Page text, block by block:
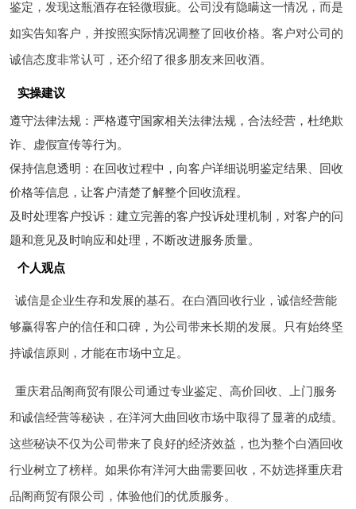
鉴定，发现这瓶酒存在轻微瑕疵。公司没有隐瞒这一情况，而是
如实告知客户，并按照实际情况调整了回收价格。客户对公司的
诚信态度非常认可，还介绍了很多朋友来回收酒。
实操建议
遵守法律法规：严格遵守国家相关法律法规，合法经营，杜绝欺
诈、虚假宣传等行为。
保持信息透明：在回收过程中，向客户详细说明鉴定结果、回收
价格等信息，让客户清楚了解整个回收流程。
及时处理客户投诉：建立完善的客户投诉处理机制，对客户的问
题和意见及时响应和处理，不断改进服务质量。
个人观点
诚信是企业生存和发展的基石。在白酒回收行业，诚信经营能
够赢得客户的信任和口碑，为公司带来长期的发展。只有始终坚
持诚信原则，才能在市场中立足。
重庆君品阁商贸有限公司通过专业鉴定、高价回收、上门服务
和诚信经营等秘诀，在洋河大曲回收市场中取得了显著的成绩。
这些秘诀不仅为公司带来了良好的经济效益，也为整个白酒回收
行业树立了榜样。如果你有洋河大曲需要回收，不妨选择重庆君
品阁商贸有限公司，体验他们的优质服务。